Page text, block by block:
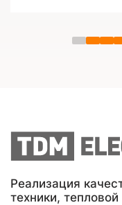
Реализация
техники,